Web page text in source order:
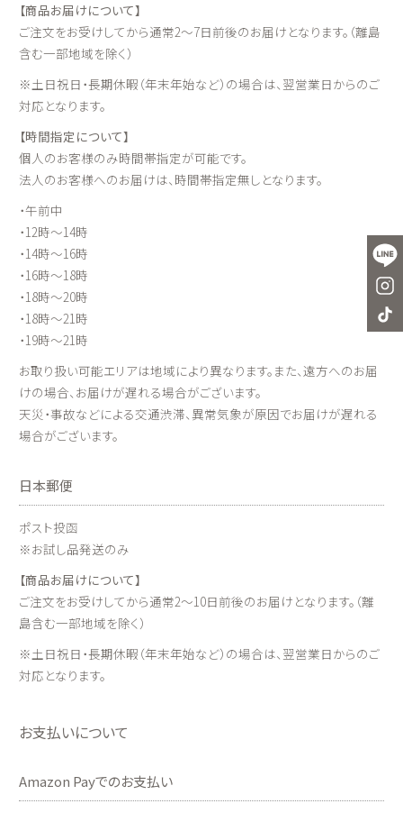
【商品お届けについて】
ご注文をお受けしてから通常2～7日前後のお届けとなります。（離島
含む一部地域を除く）
※土日祝日・長期休暇（年末年始など）の場合は、翌営業日からのご
対応となります。
【時間指定について】
個人のお客様のみ時間帯指定が可能です。
法人のお客様へのお届けは、時間帯指定無しとなります。
・午前中
・12時～14時
・14時～16時
・16時～18時
・18時～20時
・18時～21時
・19時～21時
お取り扱い可能エリアは地域により異なります。また、遠方へのお届
けの場合、お届けが遅れる場合がございます。
天災・事故などによる交通渋滞、異常気象が原因でお届けが遅れる
場合がございます。
日本郵便
ポスト投函
※お試し品発送のみ
【商品お届けについて】
ご注文をお受けしてから通常2～10日前後のお届けとなります。（離
島含む一部地域を除く）
※土日祝日・長期休暇（年末年始など）の場合は、翌営業日からのご
対応となります。
お支払いについて
Amazon Payでのお支払い